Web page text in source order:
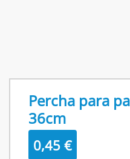
Percha para
36cm
0,45 €